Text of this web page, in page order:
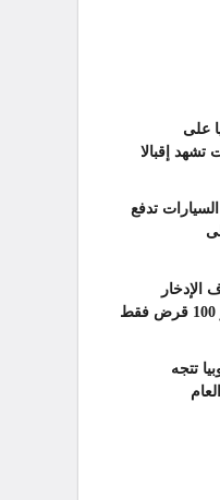
على
تشهد إقبالا
تدفع
والإستثمار العقاري يجهز 100 قرض فقط
تتجه